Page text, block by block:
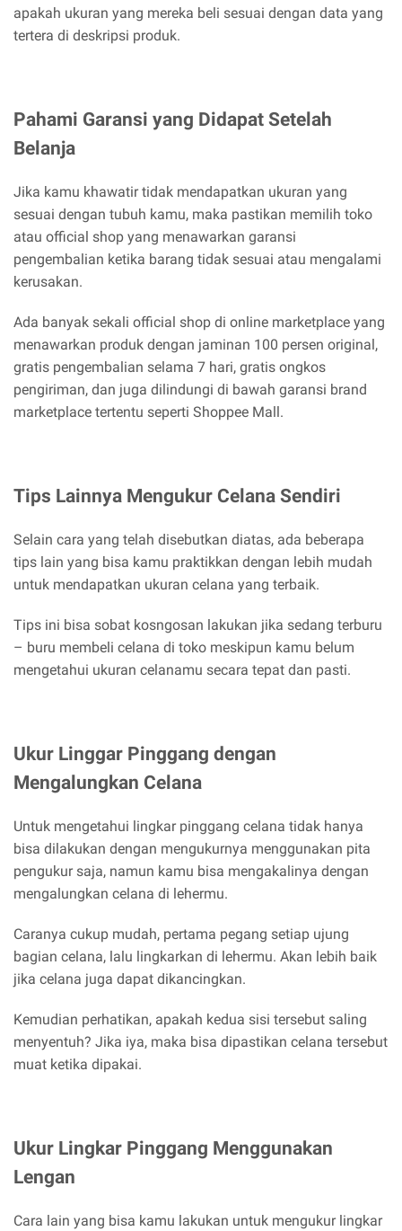
apakah ukuran yang mereka beli sesuai dengan data yang
tertera di deskripsi produk.
Pahami Garansi yang Didapat Setelah
Belanja
Jika kamu khawatir tidak mendapatkan ukuran yang
sesuai dengan tubuh kamu, maka pastikan memilih toko
atau official shop yang menawarkan garansi
pengembalian ketika barang tidak sesuai atau mengalami
kerusakan.
Ada banyak sekali official shop di online marketplace yang
menawarkan produk dengan jaminan 100 persen original,
gratis pengembalian selama 7 hari, gratis ongkos
pengiriman, dan juga dilindungi di bawah garansi brand
marketplace tertentu seperti Shoppee Mall.
Tips Lainnya Mengukur Celana Sendiri
Selain cara yang telah disebutkan diatas, ada beberapa
tips lain yang bisa kamu praktikkan dengan lebih mudah
untuk mendapatkan ukuran celana yang terbaik.
Tips ini bisa sobat kosngosan lakukan jika sedang terburu
– buru membeli celana di toko meskipun kamu belum
mengetahui ukuran celanamu secara tepat dan pasti.
Ukur Linggar Pinggang dengan
Mengalungkan Celana
Untuk mengetahui lingkar pinggang celana tidak hanya
bisa dilakukan dengan mengukurnya menggunakan pita
pengukur saja, namun kamu bisa mengakalinya dengan
mengalungkan celana di lehermu.
Caranya cukup mudah, pertama pegang setiap ujung
bagian celana, lalu lingkarkan di lehermu. Akan lebih baik
jika celana juga dapat dikancingkan.
Kemudian perhatikan, apakah kedua sisi tersebut saling
menyentuh? Jika iya, maka bisa dipastikan celana tersebut
muat ketika dipakai.
Ukur Lingkar Pinggang Menggunakan
Lengan
Cara lain yang bisa kamu lakukan untuk mengukur lingkar